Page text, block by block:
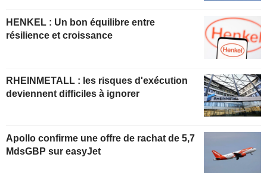
HENKEL : Un bon équilibre entre
résilience et croissance
RHEINMETALL : les risques d'exécution
deviennent difficiles à ignorer
Apollo confirme une offre de rachat de 5,7
MdsGBP sur easyJet